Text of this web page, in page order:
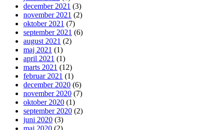
december 2021 (3)
november 2021 (2)
oktober 2021 (7)
september 2021 (6)
august 2021 (2)
maj 2021 (1)
april 2021 (1)
marts 2021 (12)
februar 2021 (1)
december 2020 (6)
november 2020 (7)
oktober 2020 (1)
september 2020 (2)
juni 2020 (3)